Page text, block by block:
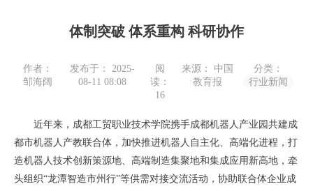
体制突破 体系重构 科研协作
作者：
邹海阔
发布于： 2025-
08-11 08:08
阅
读：
16
来源： 中国
教育报
分类：
行业新闻
近年来，成都工贸职业技术学院携手成都机器人产业园共建成
都市机器人产教联合体，加快推进机器人自主化、高端化进程，打
造机器人技术创新策源地、高端制造集聚地和集成应用新高地，牵
头组织“龙潭智造市州行”等供需对接交流活动，协助联合体企业成